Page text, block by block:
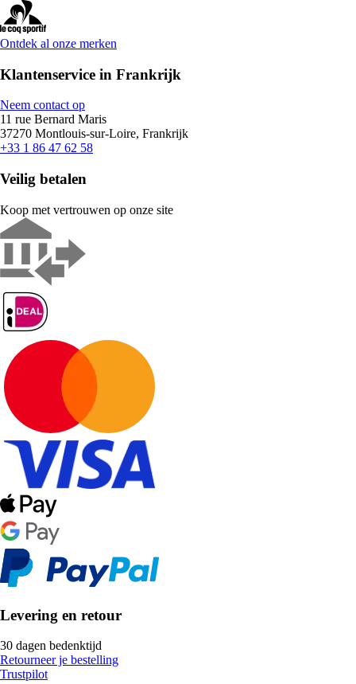
Ontdek al onze merken
Klantenservice in Frankrijk
Neem contact op
11 rue Bernard Maris
37270 Montlouis-sur-Loire, Frankrijk
+33 1 86 47 62 58
Veilig betalen
Koop met vertrouwen op onze site
Levering en retour
30 dagen bedenktijd
Retourneer je bestelling
Trustpilot